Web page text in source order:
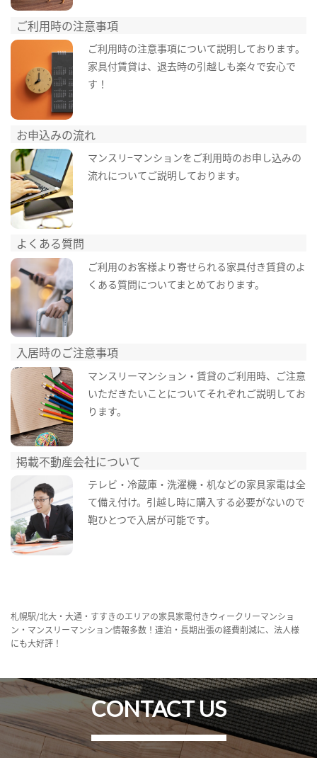
ご利用時の注意事項
ご利用時の注意事項について説明しております。
家具付賃貸は、退去時の引越しも楽々で安心で
す！
お申込みの流れ
マンスリ−マンションをご利用時のお申し込みの
流れについてご説明しております。
よくある質問
ご利用のお客様より寄せられる家具付き賃貸のよ
くある質問についてまとめております。
入居時のご注意事項
マンスリーマンション・賃貸のご利用時、ご注意
いただきたいことについてそれぞれご説明してお
ります。
掲載不動産会社について
テレビ・冷蔵庫・洗濯機・机などの家具家電は全
て備え付け。引越し時に購入する必要がないので
鞄ひとつで入居が可能です。
札幌駅/北大・大通・すすきのエリアの家具家電付きウィークリーマンショ
ン・マンスリーマンション情報多数！連泊・長期出張の経費削減に、法人様
にも大好評！
CONTACT US